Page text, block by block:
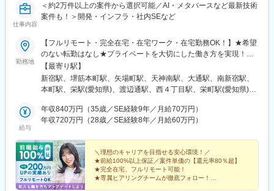
仕事内容
＜約2万件以上の案件から選択可能／AI・メタバースなど最新技術
案件も！＞開発・インフラ・社内SEなど
勤務地
【フルリモート・完全在宅・在宅ワーク・在宅勤務OK！】★希望
のない転勤はなし★プライベートを大切にした働き方を実現！★
東京・大阪・名古屋・北海道・福岡など全国の希望の勤務地で希
望の働き方ができます！★入社後に本人希望で上京や地方への引
っ越しした方も複数名いて、その人に合った働き方を実現！
東京都新宿区西新宿1-20-3 西新宿高木ビル8F└各線「新宿」駅よ
り徒歩5分【大阪支社】大阪府大阪市中央区安土町2-3-13 大阪国
社】愛知県名古屋市中区栄3-15-33 栄ガスビル13F└各線「栄」駅
より徒歩5分【福岡支社】福岡県福岡市中央区渡辺通5-14-12 南天
神ビル3F└七隈線「天神南」駅より徒歩4分【北海道支社】北海道
札幌市中央区大通西1丁目14-2 桂和大通ビル50 9F└各線「大通」
駅より徒歩3分
【最寄り駅】
新宿駅、堺筋本町駅、矢場町駅、天神南駅、大通駅、南新宿駅、
本町駅、栄駅(愛知県)、渡辺通駅、西４丁目駅、栄町駅(愛知県)、
給与
年収840万円（35歳／SE経験9年／月給70万円）
年収720万円（28歳／SE経験8年／月給60万円）
＼理想のキャリアを目指せる安心環境！／
★前給100%以上保証／案件単価の【還元率80％超】
★完全在宅、フルリモート可能！
★専属ヒアリングチームが徹底フォロー！